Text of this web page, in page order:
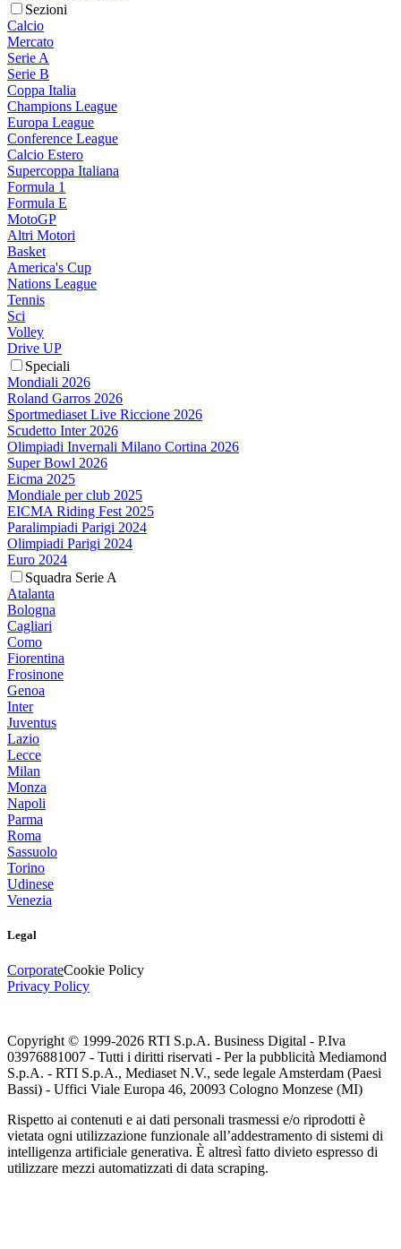
Sezioni
Calcio
Mercato
Serie A
Serie B
Coppa Italia
Champions League
Europa League
Conference League
Calcio Estero
Supercoppa Italiana
Formula 1
Formula E
MotoGP
Altri Motori
Basket
America's Cup
Nations League
Tennis
Sci
Volley
Drive UP
Speciali
Mondiali 2026
Roland Garros 2026
Sportmediaset Live Riccione 2026
Scudetto Inter 2026
Olimpiadi Invernali Milano Cortina 2026
Super Bowl 2026
Eicma 2025
Mondiale per club 2025
EICMA Riding Fest 2025
Paralimpiadi Parigi 2024
Olimpiadi Parigi 2024
Euro 2024
Squadra Serie A
Atalanta
Bologna
Cagliari
Como
Fiorentina
Frosinone
Genoa
Inter
Juventus
Lazio
Lecce
Milan
Monza
Napoli
Parma
Roma
Sassuolo
Torino
Udinese
Venezia
Legal
CorporateCookie Policy
Privacy Policy
Copyright © 1999-2026 RTI S.p.A. Business Digital - P.Iva
03976881007 - Tutti i diritti riservati - Per la pubblicità Mediamond
S.p.A. - RTI S.p.A., Mediaset N.V., sede legale Amsterdam (Paesi
Bassi) - Uffici Viale Europa 46, 20093 Cologno Monzese (MI)
Rispetto ai contenuti e ai dati personali trasmessi e/o riprodotti è
vietata ogni utilizzazione funzionale all’addestramento di sistemi di
intelligenza artificiale generativa. È altresì fatto divieto espresso di
utilizzare mezzi automatizzati di data scraping.